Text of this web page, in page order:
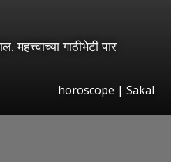
महत्त्वाच्या गाठीभेटी पार
horoscope | Sakal